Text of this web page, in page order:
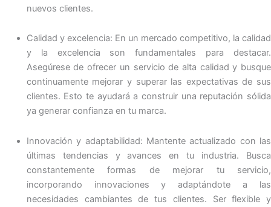
nuevos clientes.
Calidad y excelencia: En un mercado competitivo, la calidad
y la excelencia son fundamentales para destacar.
Asegúrese de ofrecer un servicio de alta calidad y busque
continuamente mejorar y superar las expectativas de sus
clientes. Esto te ayudará a construir una reputación sólida
ya generar confianza en tu marca.
Innovación y adaptabilidad: Mantente actualizado con las
últimas tendencias y avances en tu industria. Busca
constantemente formas de mejorar tu servicio,
incorporando innovaciones y adaptándote a las
necesidades cambiantes de tus clientes. Ser flexible y